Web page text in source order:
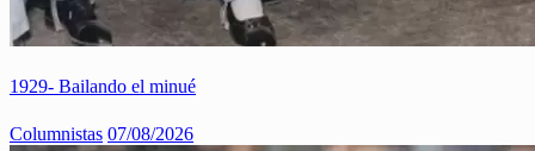
1929- Bailando el minué
Columnistas 07/08/2026